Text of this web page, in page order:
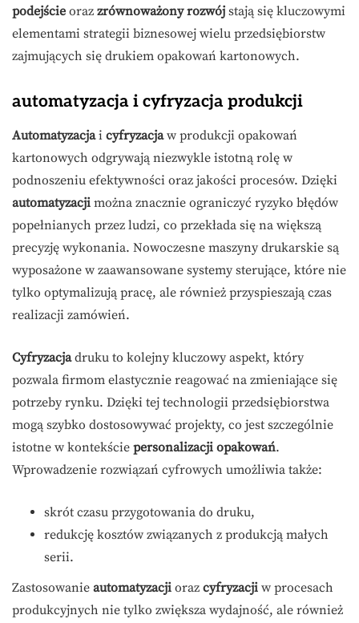
podejście oraz zrównoważony rozwój stają się kluczowymi
elementami strategii biznesowej wielu przedsiębiorstw
zajmujących się drukiem opakowań kartonowych.
automatyzacja i cyfryzacja produkcji
Automatyzacjai cyfryzacjaw produkcji opakowań
kartonowych odgrywają niezwykle istotną rolę w
podnoszeniu efektywności oraz jakości procesów. Dzięki
automatyzacji można znacznie ograniczyć ryzyko błędów
popełnianych przez ludzi, co przekłada się na większą
precyzję wykonania. Nowoczesne maszyny drukarskie są
wyposażone w zaawansowane systemy sterujące, które nie
tylko optymalizują pracę, ale również przyspieszają czas
realizacji zamówień.
Cyfryzacjadruku to kolejny kluczowy aspekt, który
pozwala firmom elastycznie reagować na zmieniające się
potrzeby rynku. Dzięki tej technologii przedsiębiorstwa
mogą szybko dostosowywać projekty, co jest szczególnie
istotne w kontekście personalizacji opakowań.
Wprowadzenie rozwiązań cyfrowych umożliwia także:
skrót czasu przygotowania do druku,
redukcję kosztów związanych z produkcją małych
serii.
Zastosowanie automatyzacji oraz cyfryzacji w procesach
produkcyjnych nie tylko zwiększa wydajność, ale również